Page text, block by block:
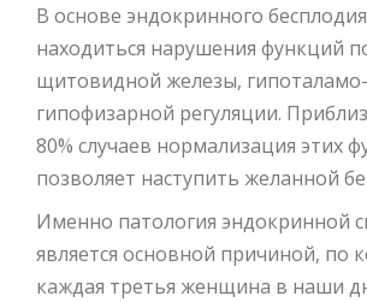
В основе эндокринного
находиться нарушения функций
щитовидной железы, гипоталамо-
гипофизарной регуляции.
80% случаев нормализация этих
позволяет наступить желанной
Именно патология эндокринной
является основной причиной, по
каждая третья женщина в наши